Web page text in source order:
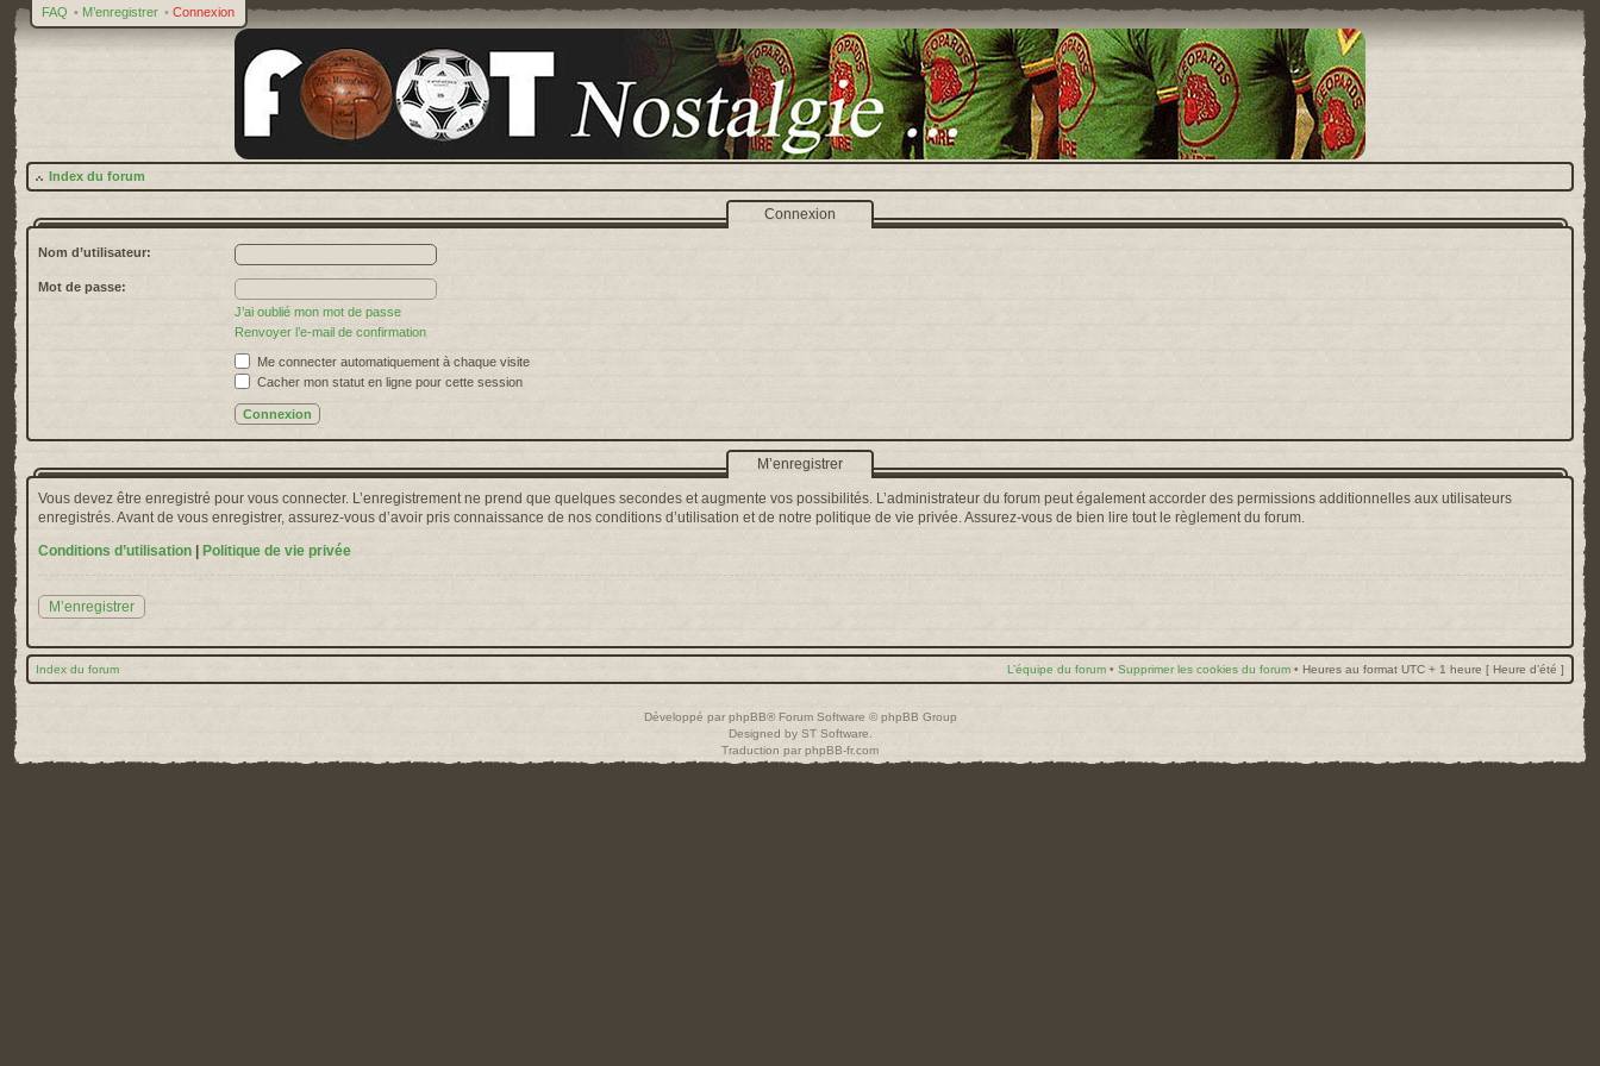
FAQ • M’enregistrer • Connexion
Index du forum
Connexion
Nom d’utilisateur:
Mot de passe:
J’ai oublié mon mot de passe
Renvoyer l’e-mail de confirmation
Me connecter automatiquement à chaque visite
Cacher mon statut en ligne pour cette session
M’enregistrer
Vous devez être enregistré pour vous connecter. L’enregistrement ne prend que quelques secondes et augmente vos possibilités. L’administrateur du forum peut également accorder des permissions additionnelles aux utilisateurs
enregistrés. Avant de vous enregistrer, assurez-vous d’avoir pris connaissance de nos conditions d’utilisation et de notre politique de vie privée. Assurez-vous de bien lire tout le règlement du forum.
Conditions d’utilisation
Politique de vie privée
M’enregistrer
Index du forum L’équipe du forum • Supprimer les cookies du forum • Heures au format UTC + 1 heure [ Heure d’été ]
Développé par phpBB® Forum Software © phpBB Group
Designed by ST Software
Traduction par phpBB-fr.com